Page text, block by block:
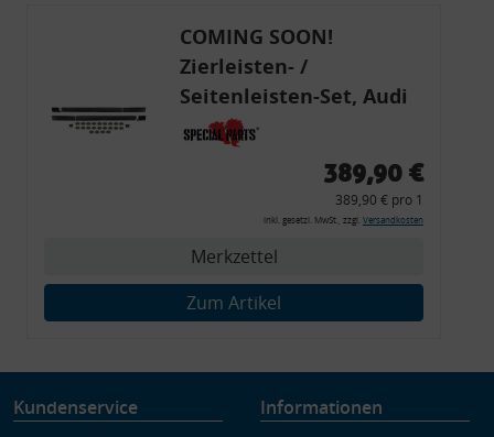
COMING SOON!
Zierleisten- /
Seitenleisten-Set, Audi
80 Cabrio, Coupe, S2, (6x
Zierleiste, 2x Kappe,
Montagewerkzeug)
389,90 €
389,90 € pro 1
inkl. gesetzl. MwSt., zzgl. Versandkosten
Merkzettel
Zum Artikel
Kundenservice Informationen